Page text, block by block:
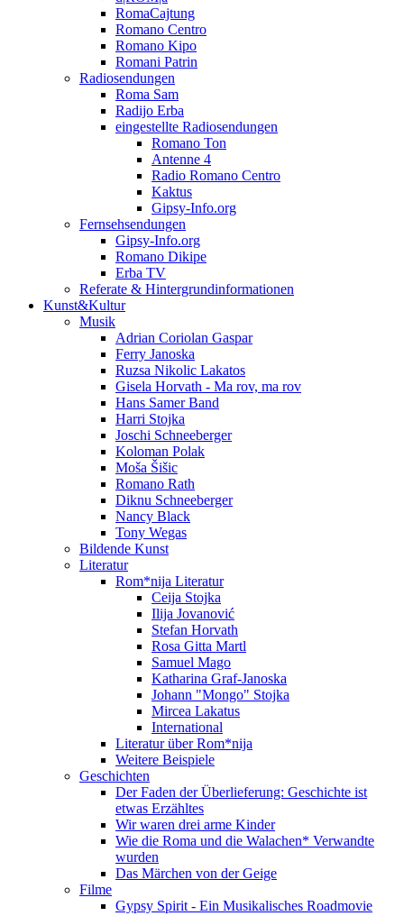
RomaCajtung
Romano Centro
Romano Kipo
Romani Patrin
Radiosendungen
Roma Sam
Radijo Erba
eingestellte Radiosendungen
Romano Ton
Antenne 4
Radio Romano Centro
Kaktus
Gipsy-Info.org
Fernsehsendungen
Gipsy-Info.org
Romano Dikipe
Erba TV
Referate & Hintergrundinformationen
Kunst&Kultur
Musik
Adrian Coriolan Gaspar
Ferry Janoska
Ruzsa Nikolic Lakatos
Gisela Horvath - Ma rov, ma rov
Hans Samer Band
Harri Stojka
Joschi Schneeberger
Koloman Polak
Moša Šišic
Romano Rath
Diknu Schneeberger
Nancy Black
Tony Wegas
Bildende Kunst
Literatur
Rom*nija Literatur
Ceija Stojka
Ilija Jovanović
Stefan Horvath
Rosa Gitta Martl
Samuel Mago
Katharina Graf-Janoska
Johann "Mongo" Stojka
Mircea Lakatus
International
Literatur über Rom*nija
Weitere Beispiele
Geschichten
Der Faden der Überlieferung: Geschichte ist
etwas Erzähltes
Wir waren drei arme Kinder
Wie die Roma und die Walachen* Verwandte
wurden
Das Märchen von der Geige
Filme
Gypsy Spirit - Ein Musikalisches Roadmovie